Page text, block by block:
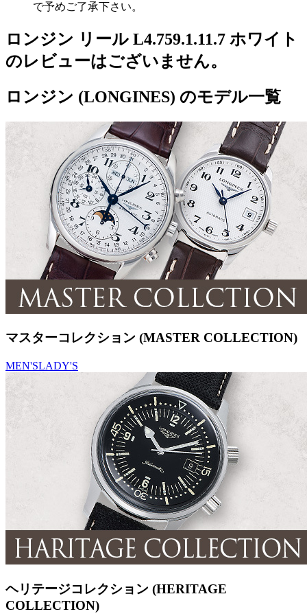
で予めご了承下さい。
ロンジン リール L4.759.1.11.7 ホワイト
のレビューはございません。
ロンジン (LONGINES) のモデル一覧
マスターコレクション (MASTER COLLECTION)
MEN'SLADY'S
ヘリテージコレクション (HERITAGE
COLLECTION)